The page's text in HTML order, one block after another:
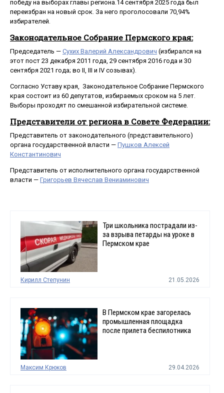
победу на выборах главы региона.14 сентября 2025 года был
переизбран на новый срок. За него проголосовали 70,94%
избирателей.
Законодательное Собрание Пермского края:
Председатель — Сухих Валерий Александрович (избирался на
этот пост 23 декабря 2011 года, 29 сентября 2016 года и 30
сентября 2021 года; во II, III и IV созывах).
Согласно Уставу края, Законодательное Собрание Пермского
края состоит из 60 депутатов, избираемых сроком на 5 лет.
Выборы проходят по смешанной избирательной системе.
Представители от региона в Совете Федерации:
Представитель от законодательного (представительного)
органа государственной власти — Пушков Алексей
Константинович
Представитель от исполнительного органа государственной
власти — Григорьев Вячеслав Вениаминович
Три школьника пострадали из-
за взрыва петарды на уроке в
Пермском крае
Кирилл Степунин 21.05.2026
В Пермском крае загорелась
промышленная площадка
после прилета беспилотника
Максим Крюков 29.04.2026